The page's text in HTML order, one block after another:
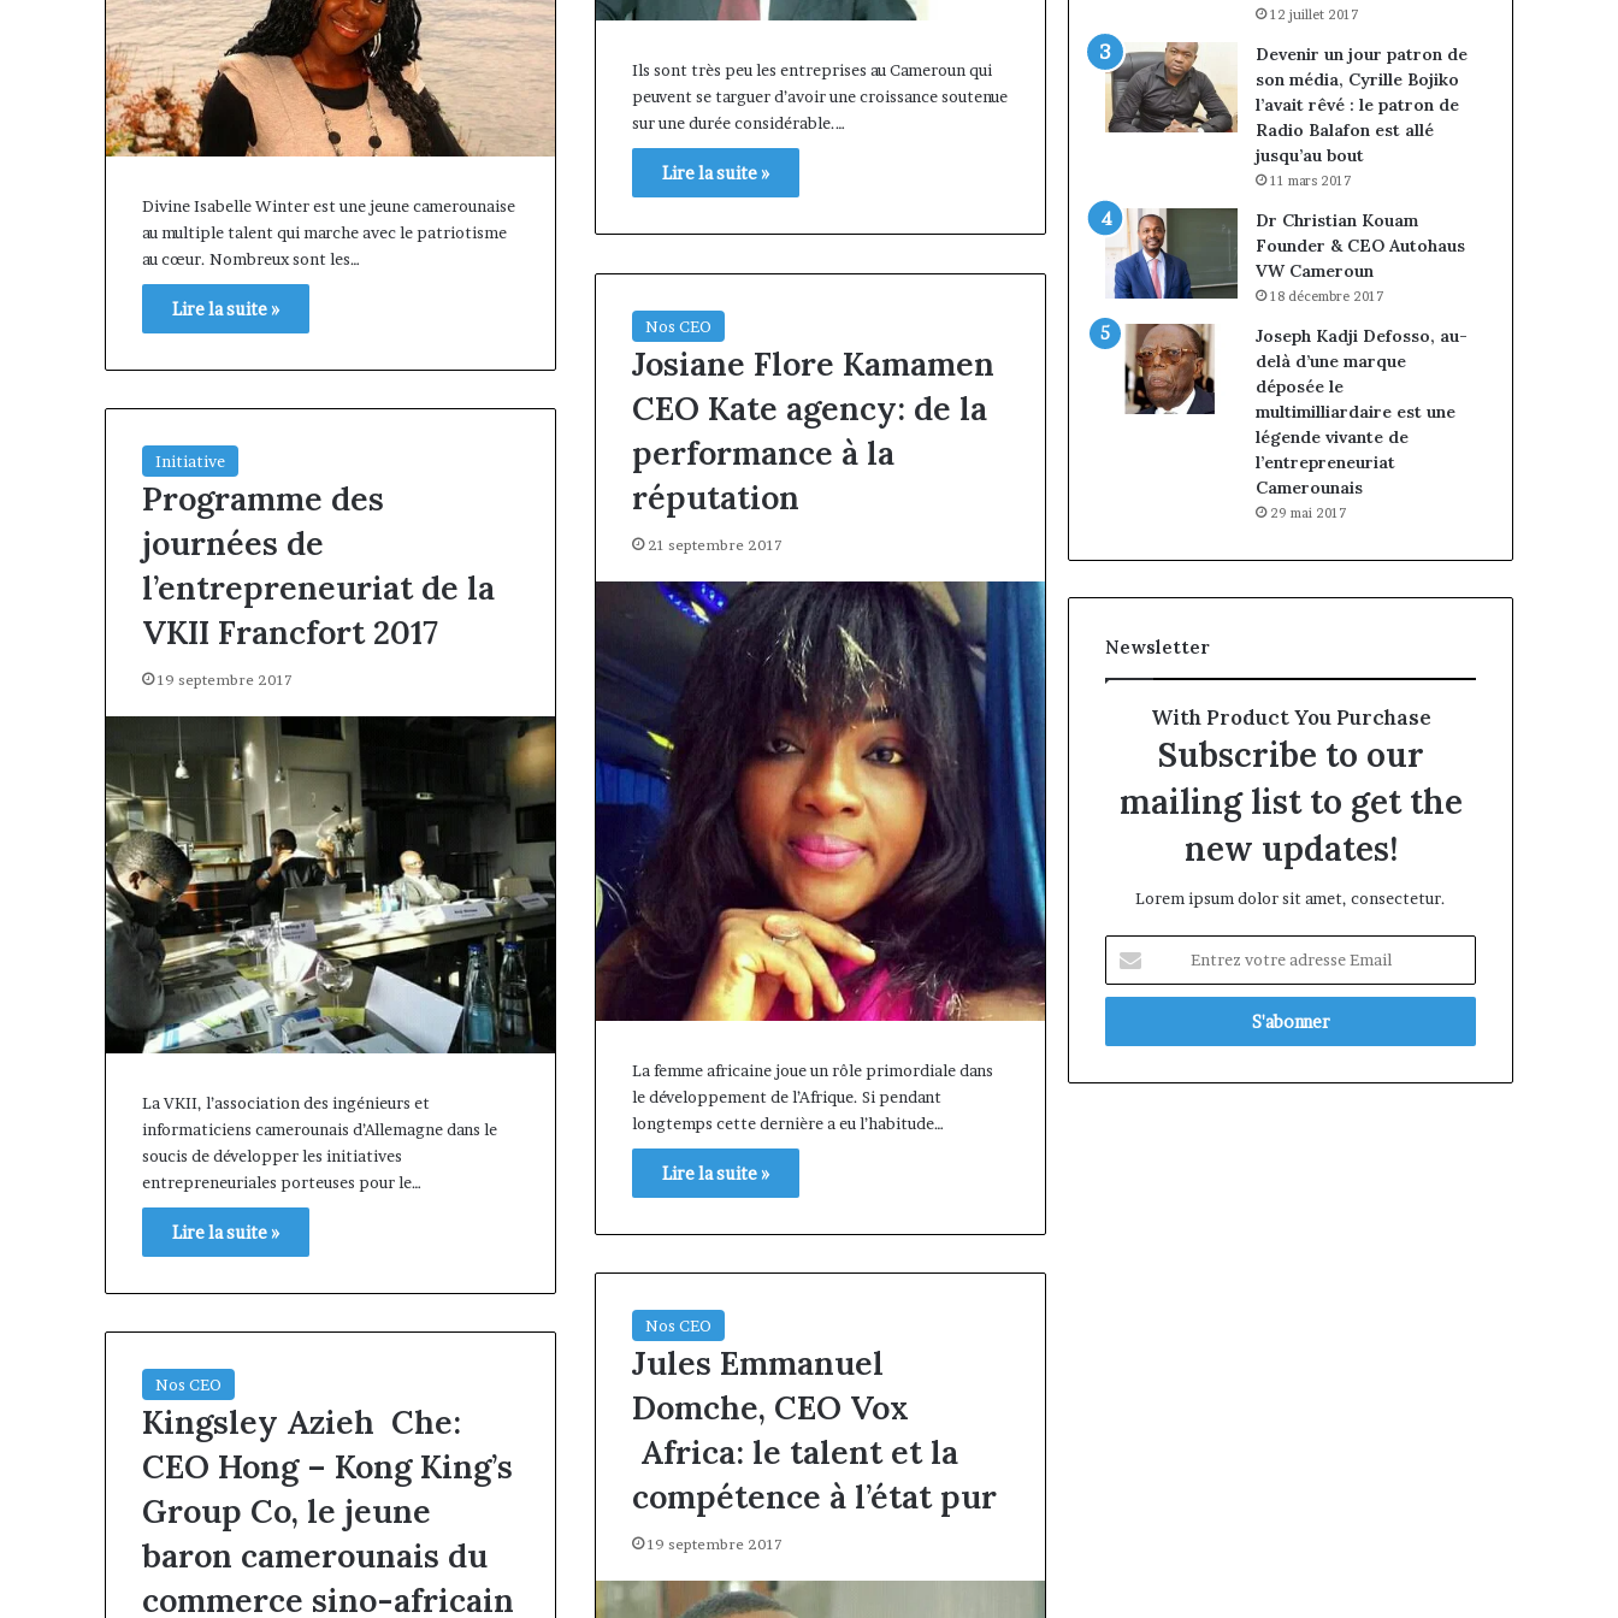
Ils sont très peu les entreprises au Cameroun qui
peuvent se targuer d’avoir une croissance soutenue
sur une durée considérable.…
Lire la suite »
Divine Isabelle Winter est une jeune camerounaise
au multiple talent qui marche avec le patriotisme
au cœur. Nombreux sont les…
Lire la suite »
Nos CEO
Josiane Flore Kamamen
CEO Kate agency: de la
performance à la
réputation
21 septembre 2017
La femme africaine joue un rôle primordiale dans
le développement de l’Afrique. Si pendant
longtemps cette dernière a eu l’habitude…
Lire la suite »
Initiative
Programme des
journées de
l’entrepreneuriat de la
VKII Francfort 2017
19 septembre 2017
La VKII, l’association des ingénieurs et
informaticiens camerounais d’Allemagne dans le
soucis de développer les initiatives
entrepreneuriales porteuses pour le…
Lire la suite »
Nos CEO
Jules Emmanuel
Domche, CEO Vox
Africa: le talent et la
compétence à l’état pur
19 septembre 2017
Nos CEO
Kingsley Azieh Che:
CEO Hong – Kong King’s
Group Co, le jeune
baron camerounais du
commerce sino-africain
12 juillet 2017
Devenir un jour patron de
son média, Cyrille Bojiko
l’avait rêvé : le patron de
Radio Balafon est allé
jusqu’au bout
11 mars 2017
Dr Christian Kouam
Founder & CEO Autohaus
VW Cameroun
18 décembre 2017
Joseph Kadji Defosso, au-
delà d’une marque
déposée le
multimilliardaire est une
légende vivante de
l’entrepreneuriat
Camerounais
29 mai 2017
Newsletter
With Product You Purchase
Subscribe to our
mailing list to get the
new updates!
Lorem ipsum dolor sit amet, consectetur.
votre
adresse